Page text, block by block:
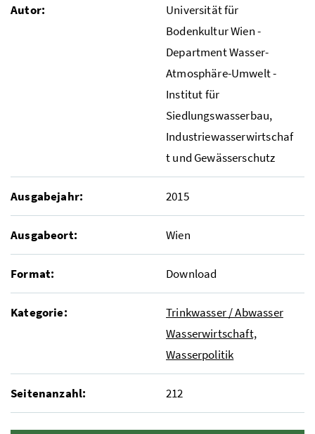
Autor:
Universität für
Bodenkultur Wien -
Department Wasser-
Atmosphäre-Umwelt -
Institut für
Siedlungswasserbau,
Industriewasserwirtschaf
t und Gewässerschutz
Ausgabejahr: 2015
Ausgabeort: Wien
Format: Download
Kategorie:
Trinkwasser / Abwasser
Wasserwirtschaft,
Wasserpolitik
Seitenanzahl: 212